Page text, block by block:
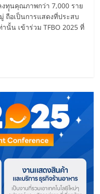
ทุุนคุณภาพกว่า 7,000 ราย
ถือเป็นการแสดงที่ประสบ
นั้น เข้าร่วม TFBO 2025 ที่